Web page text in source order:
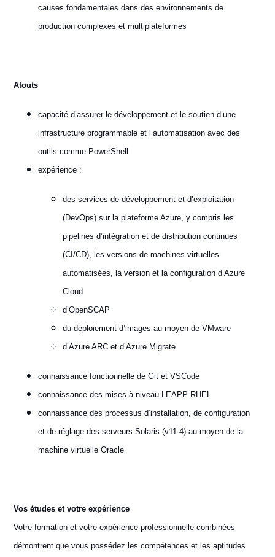
causes fondamentales dans des environnements de
production complexes et multiplateformes
Atouts
capacité d’assurer le développement et le soutien d’une
infrastructure programmable et l’automatisation avec des
outils comme PowerShell
expérience :
des services de développement et d’exploitation
(DevOps) sur la plateforme Azure, y compris les
pipelines d’intégration et de distribution continues
(CI/CD), les versions de machines virtuelles
automatisées, la version et la configuration d’Azure
Cloud
d’OpenSCAP
du déploiement d’images au moyen de VMware
d’Azure ARC et d’Azure Migrate
connaissance fonctionnelle de Git et VSCode
connaissance des mises à niveau LEAPP RHEL
connaissance des processus d’installation, de configuration
et de réglage des serveurs Solaris (v11.4) au moyen de la
machine virtuelle Oracle
Vos études et votre expérience
Votre formation et votre expérience professionnelle combinées
démontrent que vous possédez les compétences et les aptitudes